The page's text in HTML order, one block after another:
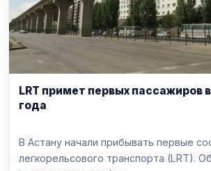
LRT примет первых пассажиров
года
В Астану начали прибывать первые
легкорельсового транспорта (LRT).